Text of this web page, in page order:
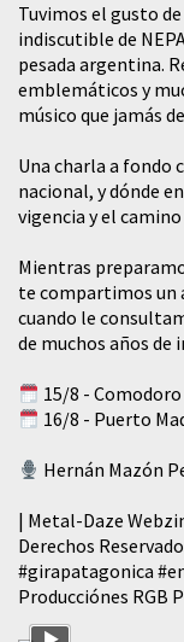
Tuvimos el gusto
indiscutible de
pesada argentina.
emblemáticos y
músico que jamás
​Una charla a fondo
nacional, y dónde
vigencia y el
Mientras
te compartimos un
cuando le
de muchos años de
15/8 -
16/8 - Puerto
Hernán Mazón
| Metal-Daze
Derechos
#girapatagonica
Producciónes RGB